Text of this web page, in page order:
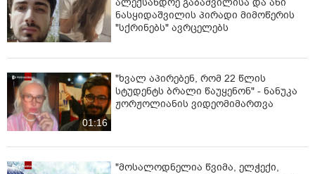
ნასყიდაშვილის პირადი მიმოწერის
"სქრინებს" ავრცელებს
01:16
"ხვალ აპირებენ, რომ 22 წლის
სტუდენტს ბრალი წაუყენონ" - ნანუკა
ჟორჟოლიანის ვიდეომიმართვა
"მოსალოდნელია წვიმა, ელჭექი,